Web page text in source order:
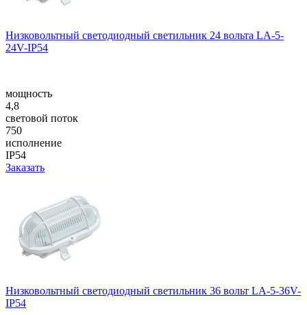
Низковольтный светодиодный светильник 24 вольта LA-5-
24V-IP54
мощность
4,8
световой поток
750
исполнение
IP54
Заказать
Низковольтный светодиодный светильник 36 вольт LA-5-36V-
IP54